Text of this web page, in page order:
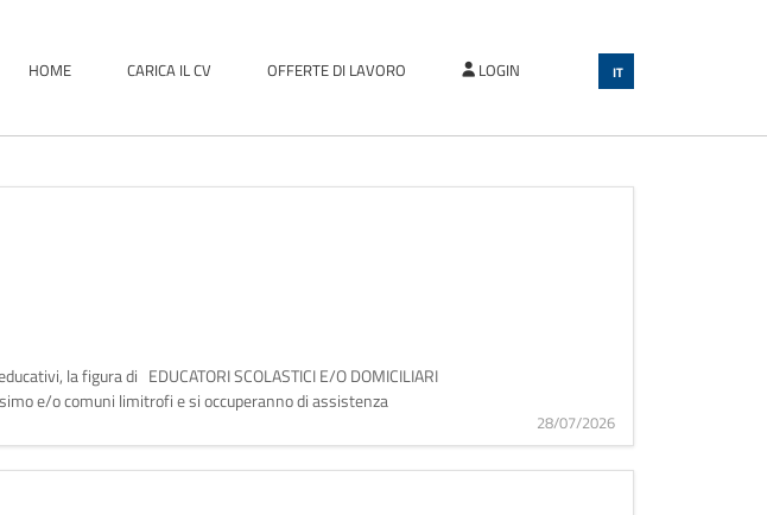
HOME CARICA IL CV OFFERTE DI LAVORO LOGIN IT
la figura di EDUCATORI SCOLASTICI E/O DOMICILIARI
e/o comuni limitrofi e si occuperanno di assistenza
28/07/2026